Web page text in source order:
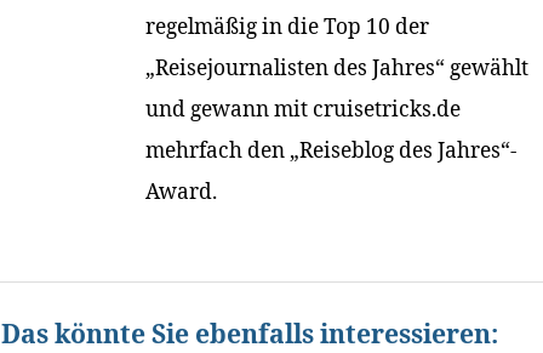
regelmäßig in die Top 10 der
„Reisejournalisten des Jahres“ gewählt
und gewann mit cruisetricks.de
mehrfach den „Reiseblog des Jahres“-
Award.
Das könnte Sie ebenfalls interessieren: